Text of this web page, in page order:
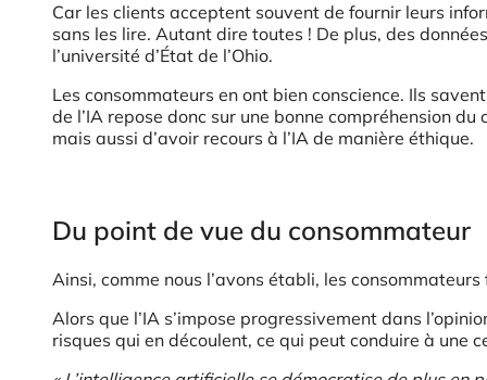
Car les clients acceptent souvent de fournir leurs
sans les lire. Autant dire toutes ! De plus, des
l’université d’État de l’Ohio.
Les consommateurs en ont bien conscience. Ils
de l’IA repose donc sur une bonne compréhension
mais aussi d’avoir recours à l’IA de manière éthique.
Du point de vue du consommateur
Ainsi, comme nous l’avons établi, les
Alors que l’IA s’impose progressivement dans
risques qui en découlent, ce qui peut conduire à une